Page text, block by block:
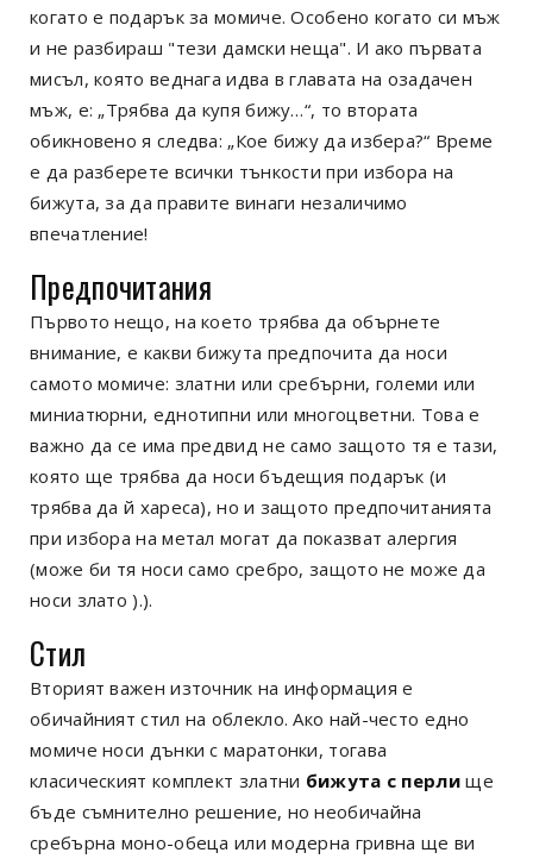
когато е подарък за момиче. Особено когато си мъж
и не разбираш "тези дамски неща". И ако първата
мисъл, която веднага идва в главата на озадачен
мъж, е: „Трябва да купя бижу…“, то втората
обикновено я следва: „Кое бижу да избера?“ Време
е да разберете всички тънкости при избора на
бижута, за да правите винаги незаличимо
впечатление!
Предпочитания
Първото нещо, на което трябва да обърнете
внимание, е какви бижута предпочита да носи
самото момиче: златни или сребърни, големи или
миниатюрни, еднотипни или многоцветни. Това е
важно да се има предвид не само защото тя е тази,
която ще трябва да носи бъдещия подарък (и
трябва да й хареса), но и защото предпочитанията
при избора на метал могат да показват алергия
(може би тя носи само сребро, защото не може да
носи злато ).).
Стил
Вторият важен източник на информация е
обичайният стил на облекло. Ако най-често едно
момиче носи дънки с маратонки, тогава
класическият комплект златни бижута с перлище
бъде съмнително решение, но необичайна
сребърна моно-обеца или модерна гривна ще ви